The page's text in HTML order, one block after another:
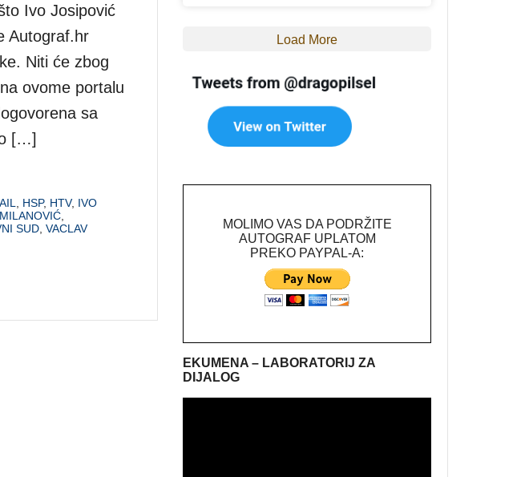
Ivo Josipović
Autograf.hr
Niti će zbog
ovome portalu
sa
[…]
HSP, HTV, IVO
MILANOVIĆ
SUD VACLAV
Load More
MOLIMO VAS DA PODRŽITE
AUTOGRAF UPLATOM
PREKO PAYPAL-A:
EKUMENA – LABORATORIJ ZA
DIJALOG